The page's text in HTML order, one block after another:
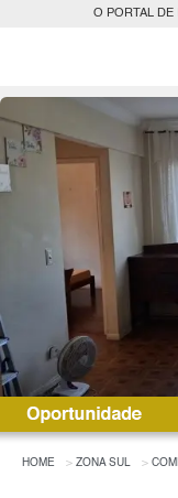
O PORTAL DE
HOME ZONA SUL